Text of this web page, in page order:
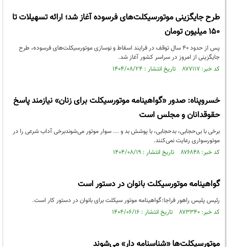
طرح جایگزینی موتورسیکلت‌های فرسوده آغاز شد؛ ارائه تسهیلات تا
۱۵۰ میلیون تومان
پس از حدود ۴۰ سال توقف در فرایند اسقاط و نوسازی موتورسیکلت‌های فرسوده، طرح
جایگزینی از امروز در سراسر کشور آغاز شد.
کد خبر: ۸۷۷۱۱۷ تاریخ انتشار : ۱۴۰۴/۰۸/۲۴
خسروپناه: صدور «گواهینامه موتورسیکلت برای زنان» نیازمند پاسخ
حقوقدانان و مجلس است
برخی با بی‌حجابی، بدحجابی، با پوشش بد و ... سوار موتور می‌شوندبرخی آداب شرعی را در
موتورسواری رعایت نمی‌کنند.
کد خبر: ۸۷۶۸۴۸ تاریخ انتشار : ۱۴۰۴/۰۸/۱۹
گواهینامه موتورسیکلت بانوان در دستور است
رئیس پلیس راهور فراجا:گواهینامه موتور سیکلت برای بانوان در دستور کار است.
کد خبر: ۸۷۳۳۴۰ تاریخ انتشار : ۱۴۰۴/۰۶/۱۶
موتورسیکلت‌ها «شناسنامه دار» می‌شوند